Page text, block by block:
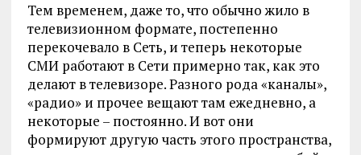
Тем временем, даже то, что обычно жило в
телевизионном формате, постепенно
перекочевало в Сеть, и теперь некоторые
СМИ работают в Сети примерно так, как это
делают в телевизоре. Разного рода «каналы»,
«радио» и прочее вещают там ежедневно, а
некоторые – постоянно. И вот они
формируют другую часть этого пространства,